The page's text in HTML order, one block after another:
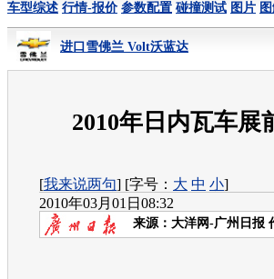
车型综述 行情-报价 参数配置 碰撞测试 图片
进口雪佛兰 Volt沃蓝达
2010年日内瓦车展
[我来说两句] [字号： 大 中 小]
2010年03月01日08:32
来源： 大洋网-广州日报